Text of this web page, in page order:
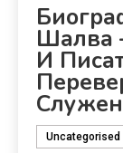
Шалва
И
Uncategorised